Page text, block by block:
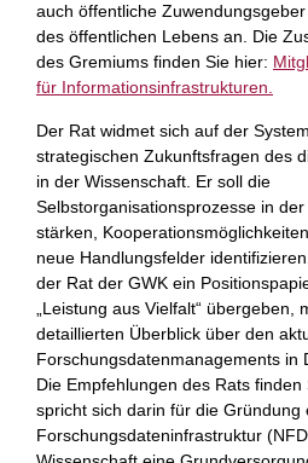
auch öffentliche
des öffentlichen Lebens an. Die
des Gremiums finden Sie hier:
für Informationsinfrastrukturen.
Der Rat widmet sich auf der
strategischen Zukunftsfragen des
in der Wissenschaft. Er soll die
Selbstorganisationsprozesse in
stärken,
neue Handlungsfelder
der Rat der GWK ein
„Leistung aus Vielfalt“ übergeben,
detaillierten Überblick über den
Forschungsdatenmanagements in
Die Empfehlungen des Rats finden
spricht sich darin für die Gründung
Forschungsdateninfrastruktur